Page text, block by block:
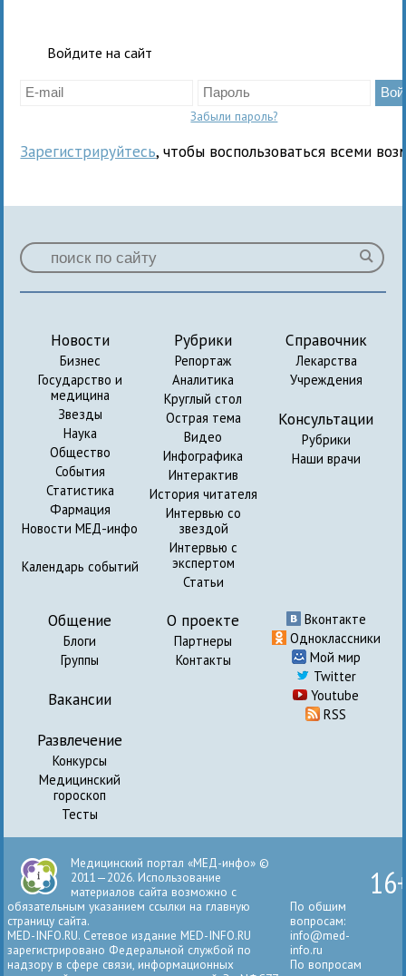
Войдите на сайт
Забыли пароль?
Зарегистрируйтесь, чтобы воспользоваться всеми
Новости
Бизнес
Государство и
медицина
Звезды
Наука
Общество
События
Статистика
Фармация
Новости МЕД-инфо
Календарь событий
Рубрики
Репортаж
Аналитика
Круглый стол
Острая тема
Видео
Инфографика
Интерактив
История читателя
Интервью со
звездой
Интервью с
экспертом
Статьи
Справочник
Лекарства
Учреждения
Консультации
Рубрики
Наши врачи
Общение
Блоги
Группы
Вакансии
Развлечение
Конкурсы
Медицинский
гороскоп
Тесты
О проекте
Партнеры
Контакты
Вконтакте
Одноклассники
Мой мир
Twitter
Youtube
RSS
Медицинский портал «МЕД-инфо» ©
2011—2026. Использование
материалов сайта возможно с
обязательным указанием ссылки на главную
страницу сайта.
MED-INFO.RU. Сетевое издание MED-INFO.RU
зарегистрировано Федеральной службой по
надзору в сфере связи, информационных
По общим
вопросам:
info@med-
info.ru
По вопросам